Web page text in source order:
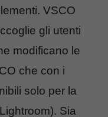
VSCO
gli utenti
modificano le
che con i
solo per la
Sia